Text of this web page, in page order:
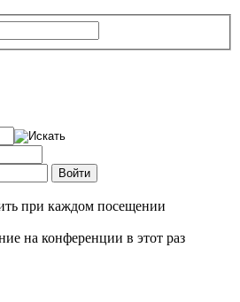
при каждом посещении
на конференции в этот раз